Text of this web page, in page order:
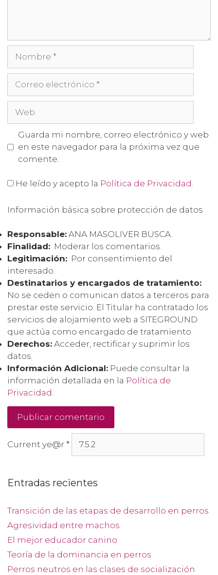
Guarda mi nombre, correo electrónico y web
en este navegador para la próxima vez que
comente.
He leído y acepto la Política de Privacidad.
Información básica sobre protección de datos
Responsable: ANA MASOLIVER BUSCA.
Finalidad: Moderar los comentarios.
Legitimación: Por consentimiento del
interesado.
Destinatarios y encargados de tratamiento:
No se ceden o comunican datos a terceros para
prestar este servicio. El Titular ha contratado los
servicios de alojamiento web a SITEGROUND
que actúa como encargado de tratamiento.
Derechos: Acceder, rectificar y suprimir los
datos.
Información Adicional: Puede consultar la
información detallada en la Política de
Privacidad.
Current ye@r *
Entradas recientes
Transición de las etapas de desarrollo en perros
Agresividad entre machos
El mejor educador canino
Teoría de la dominancia en perros
Perros neutros en las clases de socialización